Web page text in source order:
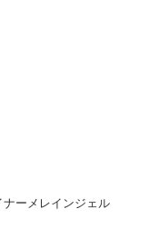
ーメレインジェル